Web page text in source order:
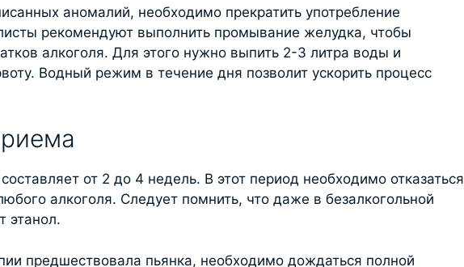
аномалий, необходимо прекратить употребление
рекомендуют выполнить промывание желудка, чтобы
алкоголя. Для этого нужно выпить 2-3 литра воды и
Водный режим в течение дня позволит ускорить процесс
от 2 до 4 недель. В этот период необходимо отказаться
алкоголя. Следует помнить, что даже в безалкогольной
этанол.
предшествовала пьянка, необходимо дождаться полной